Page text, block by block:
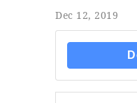
Dec 12, 2019